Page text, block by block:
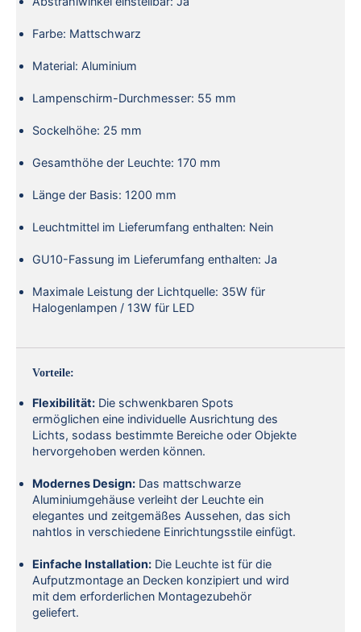
Farbe: Mattschwarz
Material: Aluminium
Lampenschirm-Durchmesser: 55 mm
Sockelhöhe: 25 mm
Gesamthöhe der Leuchte: 170 mm
Länge der Basis: 1200 mm
Leuchtmittel im Lieferumfang enthalten: Nein
GU10-Fassung im Lieferumfang enthalten: Ja
Maximale Leistung der Lichtquelle: 35W für
Halogenlampen / 13W für LED
Vorteile:
Flexibilität: Die schwenkbaren Spots
ermöglichen eine individuelle Ausrichtung des
Lichts, sodass bestimmte Bereiche oder Objekte
hervorgehoben werden können.
Modernes Design: Das mattschwarze
Aluminiumgehäuse verleiht der Leuchte ein
elegantes und zeitgemäßes Aussehen, das sich
nahtlos in verschiedene Einrichtungsstile einfügt.
Einfache Installation: Die Leuchte ist für die
Aufputzmontage an Decken konzipiert und wird
mit dem erforderlichen Montagezubehör
geliefert.